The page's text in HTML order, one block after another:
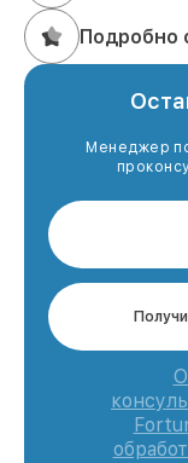
Подробно
Менеджер